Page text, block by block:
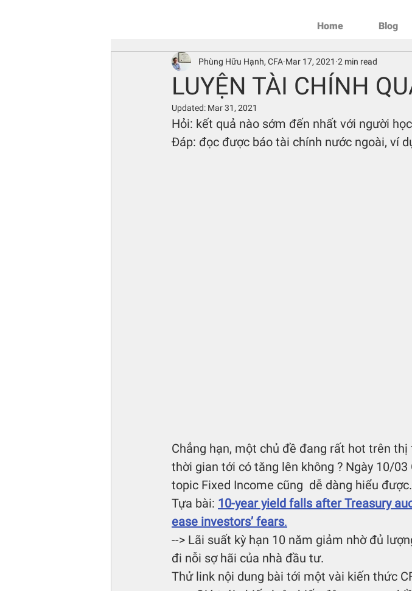
Home Blog
LUYỆN TÀI CHÍNH
Phùng Hữu Hạnh, CFA Mar 17, 2021 2 min read
Updated: Mar 31, 2021
Hỏi: kết quả nào sớm đến nhất với người học
Đáp: đọc được báo tài chính nước ngoài, ví
Chẳng hạn, một chủ đề đang rất hot trên
thời gian tới có tăng lên không ? Ngày 10/
topic Fixed Income cũng  dễ dàng hiểu được.
Tựa bài: 10-year yield falls after Treasury
ease investors’ fears.
--> Lãi suất kỳ hạn 10 năm giảm nhờ đủ
đi nỗi sợ hãi của nhà đầu tư.
Thử link nội dung bài tới một vài kiến thức